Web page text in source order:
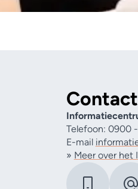
Contact
Telefoon: 0900
E-mail
» Meer over het